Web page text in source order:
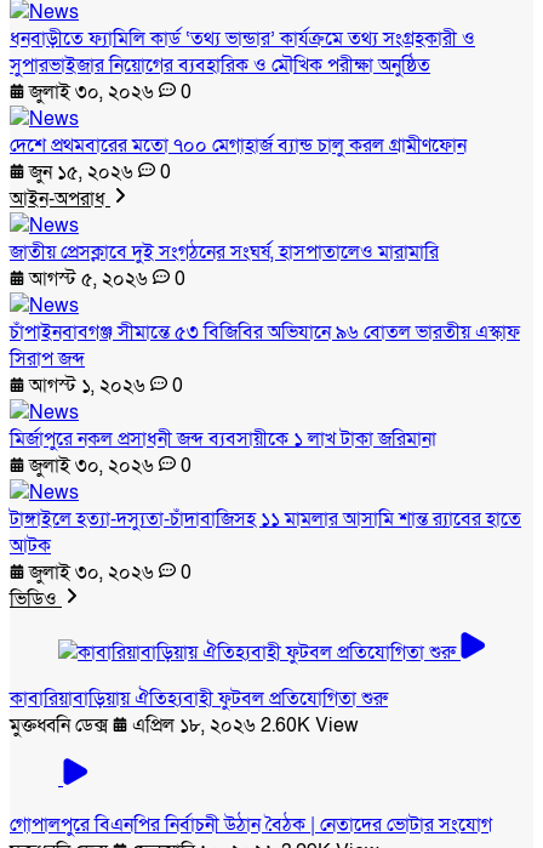
ধনবাড়ীতে ফ্যামিলি কার্ড ‘তথ্য ভান্ডার’ কার্যক্রমে তথ্য সংগ্রহকারী ও
সুপারভাইজার নিয়োগের ব্যবহারিক ও মৌখিক পরীক্ষা অনুষ্ঠিত
জুলাই ৩০, ২০২৬
0
দেশে প্রথমবারের মতো ৭০০ মেগাহার্জ ব্যান্ড চালু করল গ্রামীণফোন
জুন ১৫, ২০২৬
0
আইন-অপরাধ
জাতীয় প্রেসক্লাবে দুই সংগঠনের সংঘর্ষ, হাসপাতালেও মারামারি
আগস্ট ৫, ২০২৬
0
চাঁপাইনবাবগঞ্জ সীমান্তে ৫৩ বিজিবির অভিযানে ৯৬ বোতল ভারতীয় এস্কাফ
সিরাপ জব্দ
আগস্ট ১, ২০২৬
0
মির্জাপুরে নকল প্রসাধনী জব্দ ব্যবসায়ীকে ১ লাখ টাকা জরিমানা
জুলাই ৩০, ২০২৬
0
টাঙ্গাইলে হত্যা-দস্যুতা-চাঁদাবাজিসহ ১১ মামলার আসামি শান্ত র‍্যাবের হাতে
আটক
জুলাই ৩০, ২০২৬
0
ভিডিও
কাবারিয়াবাড়িয়ায় ঐতিহ্যবাহী ফুটবল প্রতিযোগিতা শুরু
মুক্তধ্বনি ডেক্স
এপ্রিল ১৮, ২০২৬2.60K View
গোপালপুরে বিএনপির নির্বাচনী উঠান বৈঠক | নেতাদের ভোটার সংযোগ